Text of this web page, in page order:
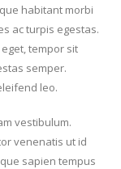
habitant morbi
ac turpis egestas.
tempor sit
semper.
leo.
vestibulum.
venenatis ut id
sapien tempus